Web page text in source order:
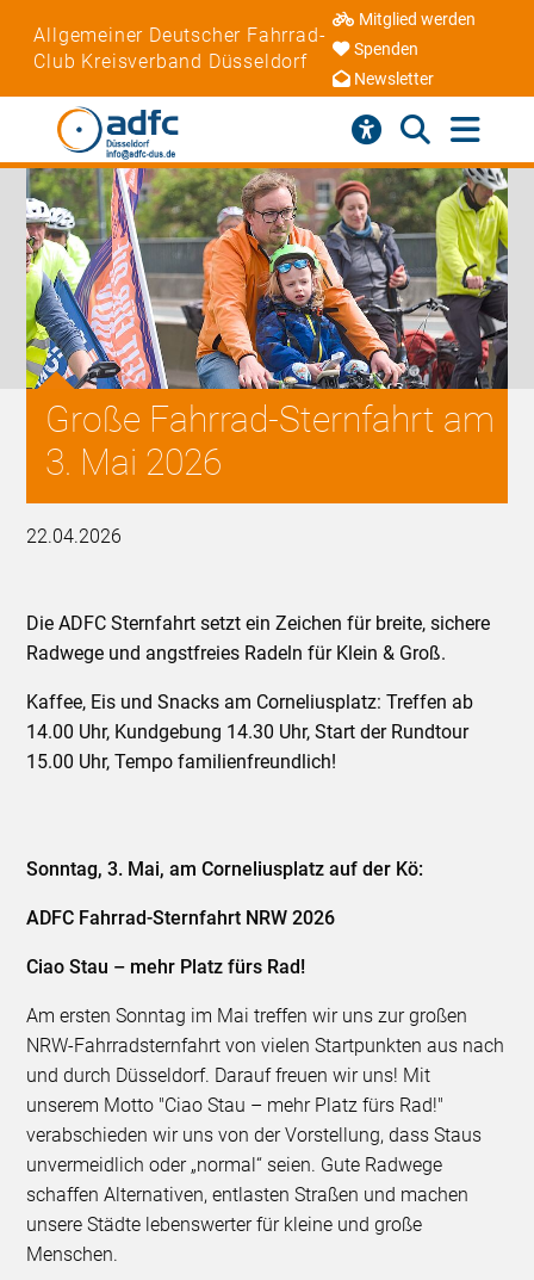
Allgemeiner Deutscher Fahrrad-
Club Kreisverband Düsseldorf
Mitglied werden
Spenden
Newsletter
Große Fahrrad-Sternfahrt am
3. Mai 2026
22.04.2026
Die ADFC Sternfahrt setzt ein Zeichen für breite, sichere
Radwege und angstfreies Radeln für Klein & Groß.
Kaffee, Eis und Snacks am Corneliusplatz: Treffen ab
14.00 Uhr, Kundgebung 14.30 Uhr, Start der Rundtour
15.00 Uhr, Tempo familienfreundlich!
Sonntag, 3. Mai, am Corneliusplatz auf der Kö:
ADFC Fahrrad-Sternfahrt NRW 2026
Ciao Stau – mehr Platz fürs Rad!
Am ersten Sonntag im Mai treffen wir uns zur großen
NRW-Fahrradsternfahrt von vielen Startpunkten aus nach
und durch Düsseldorf. Darauf freuen wir uns! Mit
unserem Motto "Ciao Stau – mehr Platz fürs Rad!"
verabschieden wir uns von der Vorstellung, dass Staus
unvermeidlich oder „normal“ seien. Gute Radwege
schaffen Alternativen, entlasten Straßen und machen
unsere Städte lebenswerter für kleine und große
Menschen.